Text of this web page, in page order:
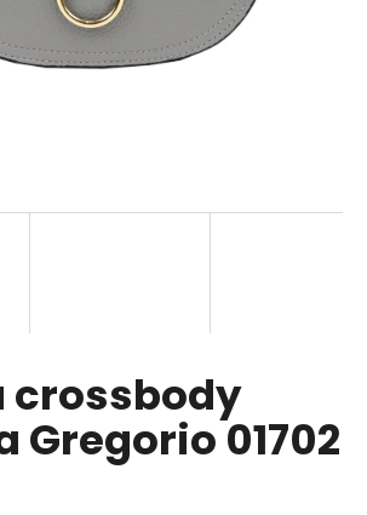
crossbody
Gregorio 01702